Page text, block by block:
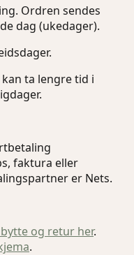
Ordren sendes
dag (ukedager).
ta lengre tid i
faktura eller
er Nets.
og retur her.
.